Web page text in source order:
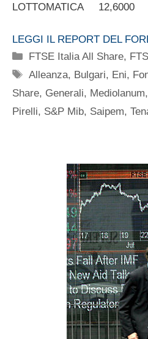
LOTTOMATICA 12,6000
LEGGI IL REPORT DEL
Categorie
FTSE Italia All Share,
Tag
Alleanza, Bulgari, Eni,
Share, Generali, Mediolanum,
Pirelli, S&P Mib, Saipem,